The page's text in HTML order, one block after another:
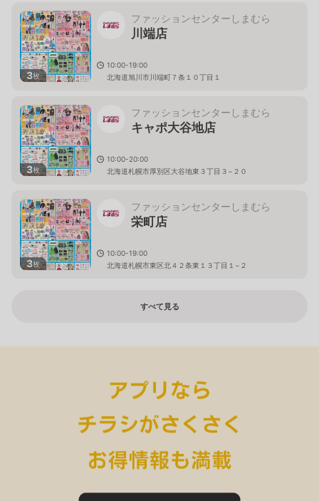
3枚
ファッションセンターしまむら
川端店
10:00-19:00
北海道旭川市川端町７条１０丁目１
3枚
ファッションセンターしまむら
キャポ大谷地店
10:00-20:00
北海道札幌市厚別区大谷地東３丁目３−２０
3枚
ファッションセンターしまむら
栄町店
10:00-19:00
北海道札幌市東区北４２条東１３丁目１−２
すべて見る